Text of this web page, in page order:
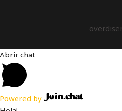
Abrir chat
Powered by